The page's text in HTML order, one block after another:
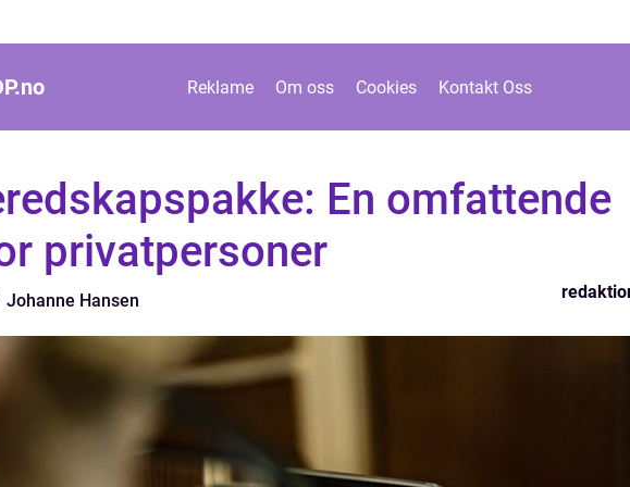
no Reklame Om oss Cookies Kontakt Oss
En omfattende
privatpersoner
Johanne Hansen